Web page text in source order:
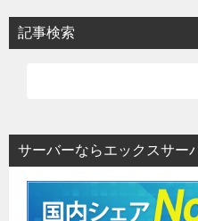
記事検索
サーバーならエックスサー